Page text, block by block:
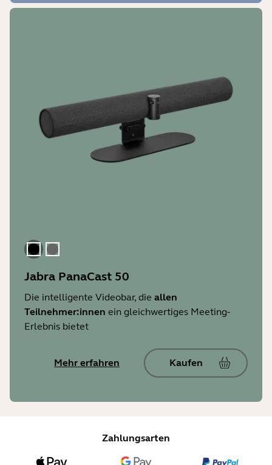
Schwarz
Grau
Jabra PanaCast 50
Die intelligente Videobar, die allen
Teilnehmer:innen ein gleichwertiges Meeting-
Erlebnis bietet
Mehr erfahren Kaufen
Zahlungsarten